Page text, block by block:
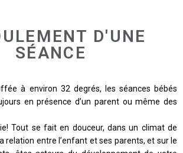
D'UNE
SÉANCE
à environ 32 degrés, les séances bébés
en présence d’un parent ou même des
Tout se fait en douceur, dans un climat de
relation entre l’enfant et ses parents, et sur le